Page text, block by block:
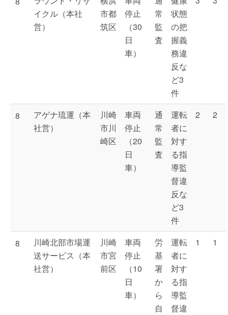
イクル（本社
営）
市都
筑区
停止
（30
日
車）
常
監
査
状態
の把
握義
務違
反な
ど3
件
8
アゲナ琉運（本
社営）
川崎
市川
崎区
車両
停止
（20
日
車）
通
常
監
査
運転
者に
対す
る指
導監
督違
反な
ど3
件
2 2
8
川崎北部市場運
送サービス（本
社営）
川崎
市宮
前区
車両
停止
（10
日
車）
労
基
署
か
ら
自
運転
者に
対す
る指
導監
督違
1 1